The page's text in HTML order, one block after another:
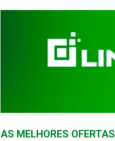
AS MELHORES OFERTAS